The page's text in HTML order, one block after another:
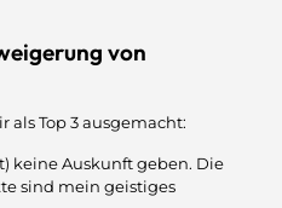
von
als Top 3 ausgemacht:
keine Auskunft geben. Die
sind mein geistiges